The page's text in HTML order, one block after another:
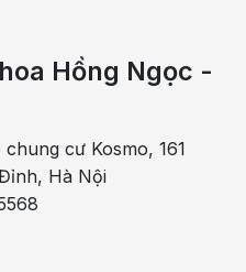
Hồng Ngọc -
cư Kosmo, 161
Hà Nội